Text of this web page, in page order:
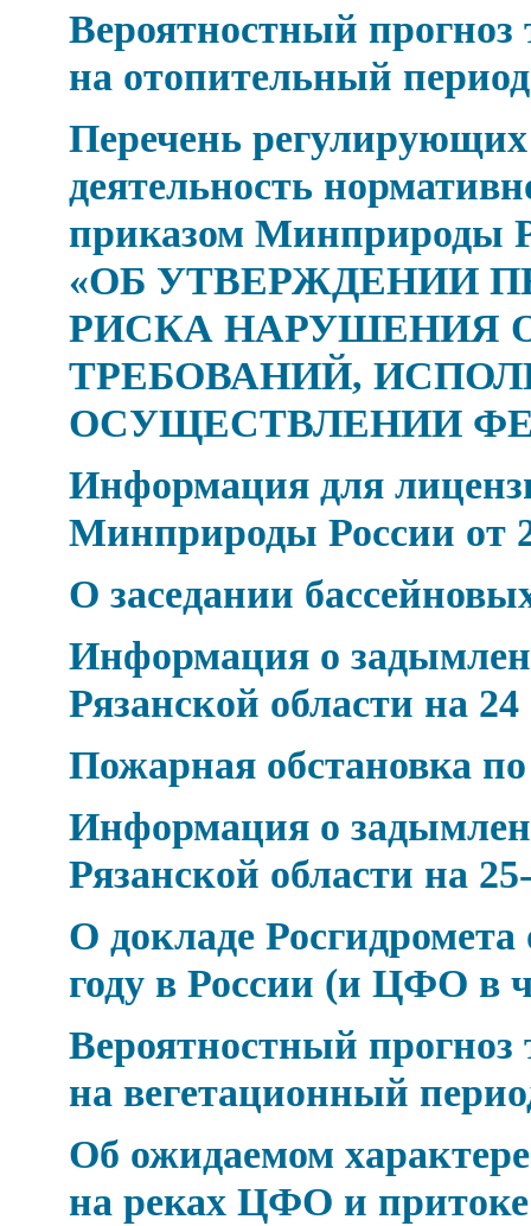
Вероятностный
на отопительный
Перечень
деятельность
приказом Минприроды
«ОБ УТВЕРЖДЕНИИ
РИСКА НАРУШЕНИЯ
ТРЕБОВАНИЙ,
ОСУЩЕСТВЛЕНИИ
Информация для
Минприроды России от
О заседании
Информация о
Рязанской области на 24
Пожарная обстановка
Информация о
Рязанской области на
О докладе Росгидромета
году в России (и ЦФО в
Вероятностный прогноз
на вегетационный
Об ожидаемом характере
на реках ЦФО и